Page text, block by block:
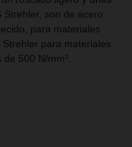
Strehler, son de acero
para materiales
para materiales
500 N/mm².